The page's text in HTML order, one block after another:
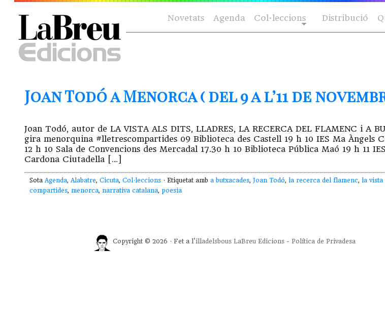
Novetats Agenda Col·leccions Distribució
Joan Todó a Menorca ( del 9 a l’11 de
Joan Todó, autor de LA VISTA ALS DITS, LLADRES, LA RECERCA DEL FLAMENC i A
gira menorquina #lletrescompartides 09 Biblioteca des Castell 19 h 10 IES Ma Àngels
12 h 10 Sala de Convencions des Mercadal 17.30 h 10 Biblioteca Pública Maó 19 h 11
Cardona Ciutadella […]
Sota Agenda, Alabatre, Cicuta, Col·leccions · Etiquetat amb a butxacades, Joan Todó, la recerca del flamenc, la vista
compartides, menorca, narrativa catalana, poesia
Copyright © 2026 · Fet a l'illadelsbous LaBreu Edicions - Política de Privadesa